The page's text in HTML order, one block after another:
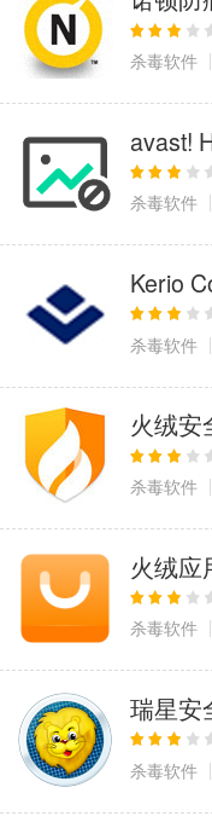
杀毒软件
avast!
杀毒软件
Kerio
杀毒软件
火绒安
杀毒软件
火绒应
杀毒软件
瑞星安
杀毒软件